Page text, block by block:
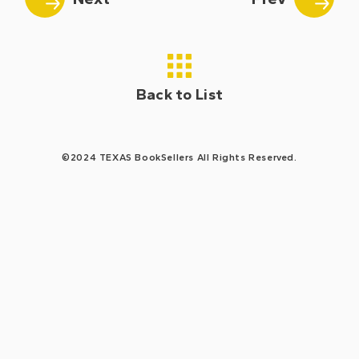
Back to List
©2024 TEXAS BookSellers All Rights Reserved.